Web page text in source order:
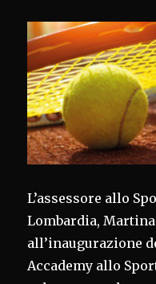
L’assessore allo
Lombardia,
all’inaugurazione
Accademy allo